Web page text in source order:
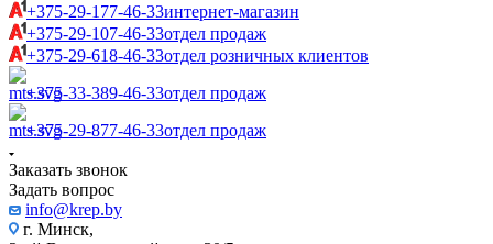
+375-29-177-46-33интернет-магазин
+375-29-107-46-33отдел продаж
+375-29-618-46-33отдел розничных клиентов
+375-33-389-46-33отдел продаж
+375-29-877-46-33отдел продаж
Заказать звонок
Задать вопрос
info@krep.by
г. Минск,